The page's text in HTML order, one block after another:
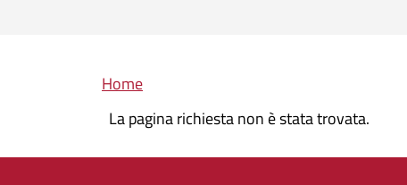
Briciole di pane
Home
La pagina richiesta non è stata trovata.